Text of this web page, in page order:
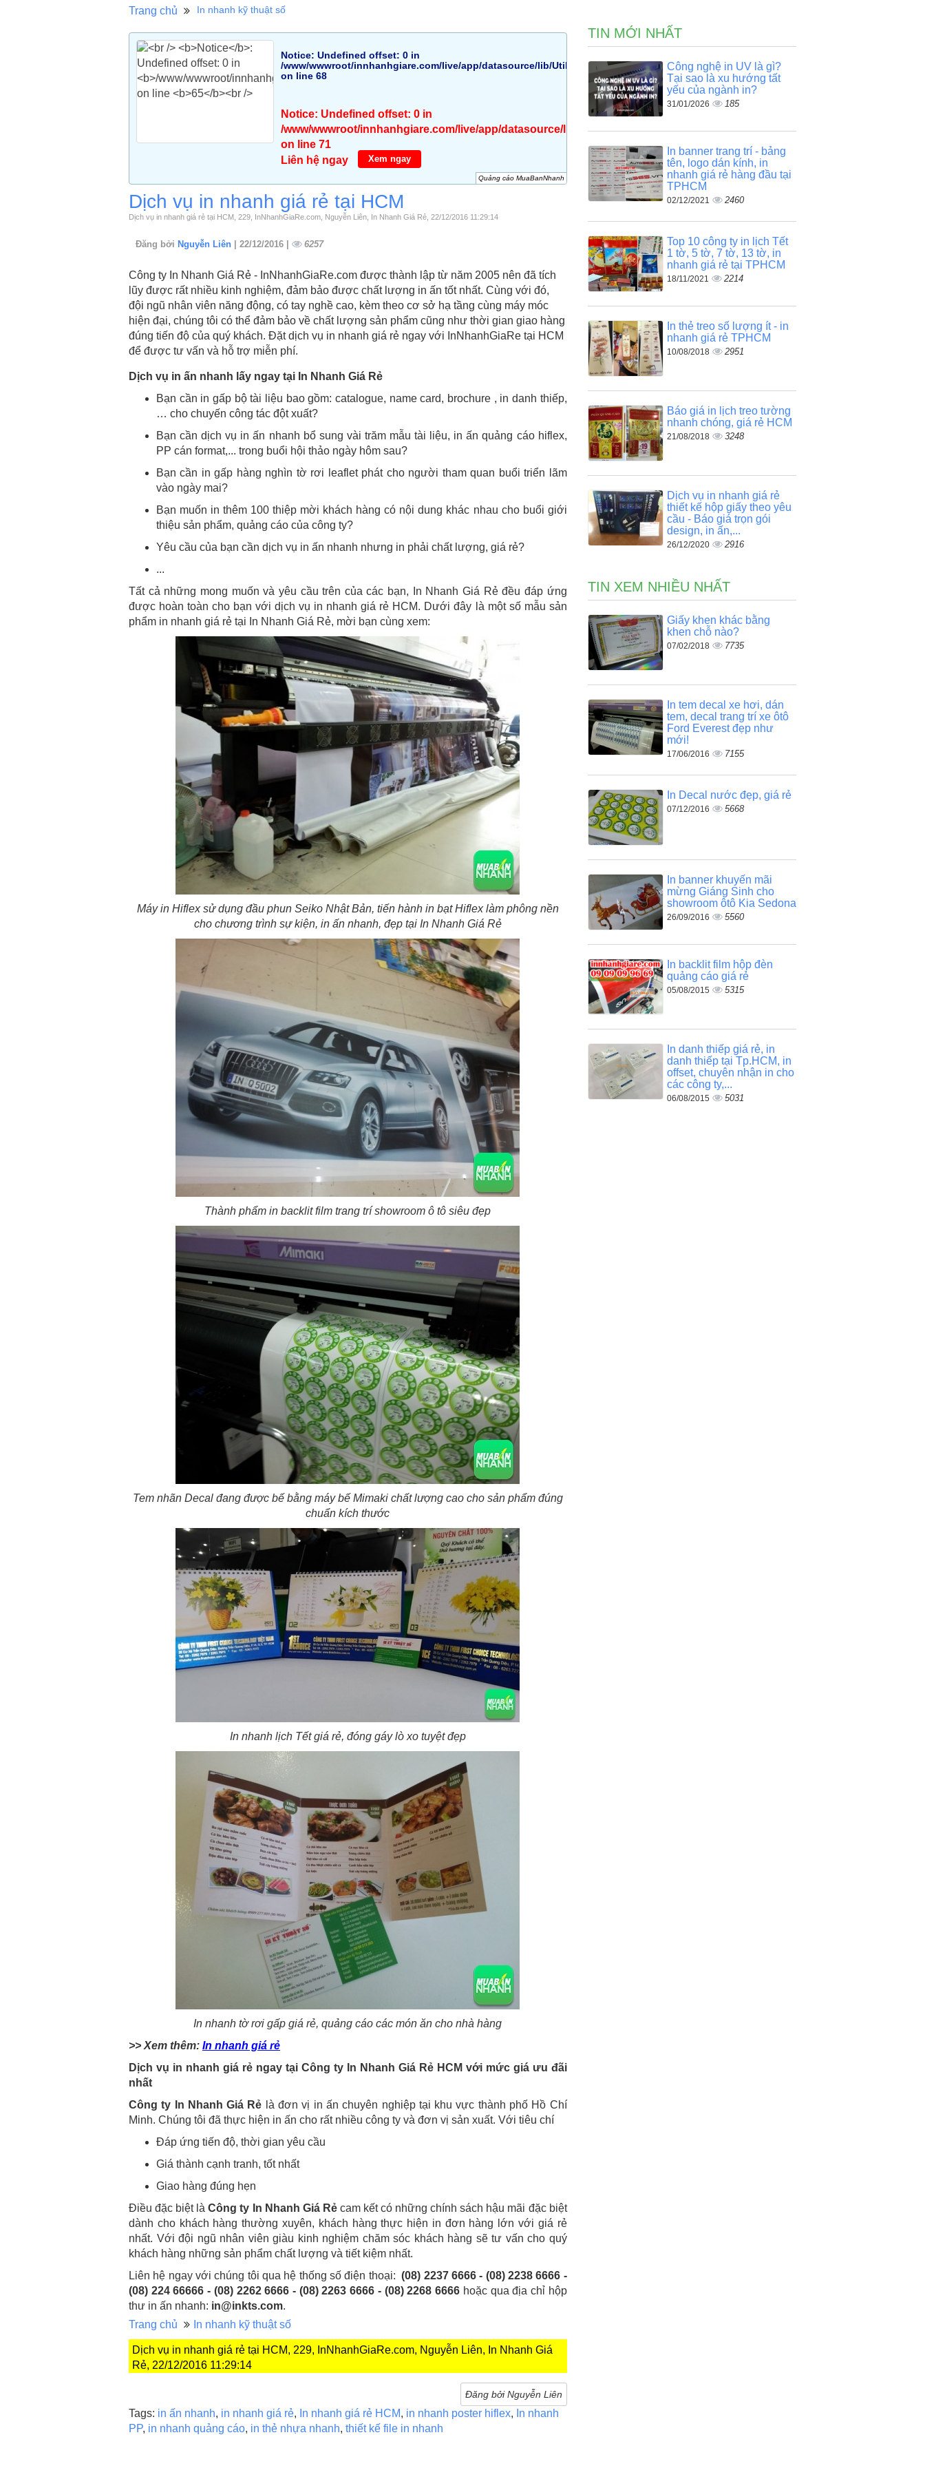
Trang chủ In nhanh kỹ thuật số
Notice: Undefined offset: 0 in
/www/wwwroot/innhanhgiare.com/live/app/datasource/lib/Util.php
on line 68
Notice: Undefined offset: 0 in
/www/wwwroot/innhanhgiare.com/live/app/datasource/lib/Util.php
on line 71
Liên hệ ngay
Xem ngay
Quảng cáo MuaBanNhanh
Dịch vụ in nhanh giá rẻ tại HCM
Dịch vụ in nhanh giá rẻ tại HCM, 229, InNhanhGiaRe.com, Nguyễn Liên, In Nhanh Giá Rẻ, 22/12/2016 11:29:14
Đăng bởi Nguyễn Liên | 22/12/2016 | 6257
Công ty In Nhanh Giá Rẻ - InNhanhGiaRe.com được thành lập từ năm 2005 nên đã tích
lũy được rất nhiều kinh nghiệm, đảm bảo được chất lượng in ấn tốt nhất. Cùng với đó,
đội ngũ nhân viên năng động, có tay nghề cao, kèm theo cơ sở hạ tầng cùng máy móc
hiện đại, chúng tôi có thể đảm bảo về chất lượng sản phẩm cũng như thời gian giao hàng
đúng tiến độ của quý khách. Đặt dịch vụ in nhanh giá rẻ ngay với InNhanhGiaRe tại HCM
để được tư vấn và hỗ trợ miễn phí.
Dịch vụ in ấn nhanh lấy ngay tại In Nhanh Giá Rẻ
Bạn cần in gấp bộ tài liệu bao gồm: catalogue, name card, brochure , in danh thiếp,
… cho chuyến công tác đột xuất?
Bạn cần dịch vụ in ấn nhanh bổ sung vài trăm mẫu tài liệu, in ấn quảng cáo hiflex,
PP cán format,... trong buổi hội thảo ngày hôm sau?
Bạn cần in gấp hàng nghìn tờ rơi leaflet phát cho người tham quan buổi triển lãm
vào ngày mai?
Bạn muốn in thêm 100 thiệp mời khách hàng có nội dung khác nhau cho buổi giới
thiệu sản phẩm, quảng cáo của công ty?
Yêu cầu của bạn cần dịch vụ in ấn nhanh nhưng in phải chất lượng, giá rẻ?
...
Tất cả những mong muốn và yêu cầu trên của các bạn, In Nhanh Giá Rẻ đều đáp ứng
được hoàn toàn cho bạn với dịch vụ in nhanh giá rẻ HCM. Dưới đây là một số mẫu sản
phẩm in nhanh giá rẻ tại In Nhanh Giá Rẻ, mời bạn cùng xem:
Máy in Hiflex sử dụng đầu phun Seiko Nhật Bản, tiến hành in bạt Hiflex làm phông nền
cho chương trình sự kiện, in ấn nhanh, đẹp tại In Nhanh Giá Rẻ
Thành phẩm in backlit film trang trí showroom ô tô siêu đẹp
Tem nhãn Decal đang được bế bằng máy bế Mimaki chất lượng cao cho sản phẩm đúng
chuẩn kích thước
In nhanh lịch Tết giá rẻ, đóng gáy lò xo tuyệt đẹp
In nhanh tờ rơi gấp giá rẻ, quảng cáo các món ăn cho nhà hàng
>> Xem thêm: In nhanh giá rẻ
Dịch vụ in nhanh giá rẻ ngay tại Công ty In Nhanh Giá Rẻ HCM với mức giá ưu đãi
nhất
Công ty In Nhanh Giá Rẻ là đơn vị in ấn chuyên nghiệp tại khu vực thành phố Hồ Chí
Minh. Chúng tôi đã thực hiện in ấn cho rất nhiều công ty và đơn vị sản xuất. Với tiêu chí
Đáp ứng tiến độ, thời gian yêu cầu
Giá thành cạnh tranh, tốt nhất
Giao hàng đúng hẹn
Điều đặc biệt làCông ty In Nhanh Giá Rẻcam kết có những chính sách hậu mãi đặc biệt
dành cho khách hàng thường xuyên, khách hàng thực hiện in đơn hàng lớn với giá rẻ
nhất. Với đội ngũ nhân viên giàu kinh nghiệm chăm sóc khách hàng sẽ tư vấn cho quý
khách hàng những sản phẩm chất lượng và tiết kiệm nhất.
Liên hệ ngay với chúng tôi qua hệ thống số điện thoại:(08) 2237 6666 - (08) 2238 6666 -
(08) 224 66666 - (08) 2262 6666 - (08) 2263 6666 - (08) 2268 6666 hoặc qua địa chỉ hộp
thư in ấn nhanh: in@inkts.com.
Trang chủ
In nhanh kỹ thuật số
Dịch vụ in nhanh giá rẻ tại HCM, 229, InNhanhGiaRe.com, Nguyễn Liên, In Nhanh Giá
Rẻ, 22/12/2016 11:29:14
Đăng bởi Nguyễn Liên
Tags: in ấn nhanh, in nhanh giá rẻ, In nhanh giá rẻ HCM, in nhanh poster hiflex, In nhanh
PP, in nhanh quảng cáo, in thẻ nhựa nhanh, thiết kế file in nhanh
TIN MỚI NHẤT
Công nghệ in UV là gì?
Tại sao là xu hướng tất
yếu của ngành in?
31/01/2026 185
In banner trang trí - bảng
tên, logo dán kính, in
nhanh giá rẻ hàng đầu tại
TPHCM
02/12/2021 2460
Top 10 công ty in lịch Tết
1 tờ, 5 tờ, 7 tờ, 13 tờ, in
nhanh giá rẻ tại TPHCM
18/11/2021 2214
In thẻ treo số lượng ít - in
nhanh giá rẻ TPHCM
10/08/2018 2951
Báo giá in lịch treo tường
nhanh chóng, giá rẻ HCM
21/08/2018 3248
Dịch vụ in nhanh giá rẻ
thiết kế hộp giấy theo yêu
cầu - Báo giá trọn gói
design, in ấn,...
26/12/2020 2916
TIN XEM NHIỀU NHẤT
Giấy khen khác bằng
khen chỗ nào?
07/02/2018 7735
In tem decal xe hơi, dán
tem, decal trang trí xe ôtô
Ford Everest đẹp như
mới!
17/06/2016 7155
In Decal nước đẹp, giá rẻ
07/12/2016 5668
In banner khuyến mãi
mừng Giáng Sinh cho
showroom ôtô Kia Sedona
26/09/2016 5560
In backlit film hộp đèn
quảng cáo giá rẻ
05/08/2015 5315
In danh thiếp giá rẻ, in
danh thiếp tại Tp.HCM, in
offset, chuyên nhận in cho
các công ty,...
06/08/2015 5031